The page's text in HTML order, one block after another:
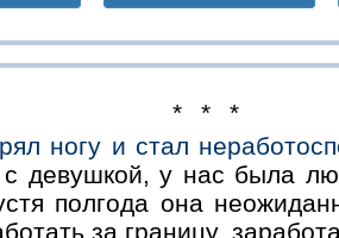
* * *
ногу и стал
с девушкой, у нас была
полгода она
за границу,